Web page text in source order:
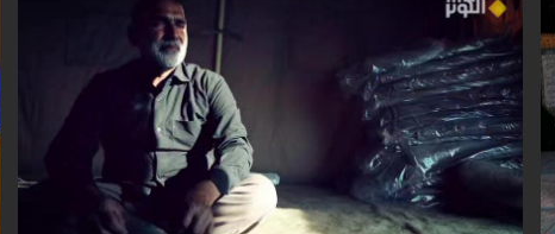
يروي عددٌ من الزائرين مشاعر الشوق التي لازمتهم لسنوات وهم يتمنون زيارة
الإمام الحسين عليه السلام، مؤكدين أن العقبات المادية والظروف الشخصية لم